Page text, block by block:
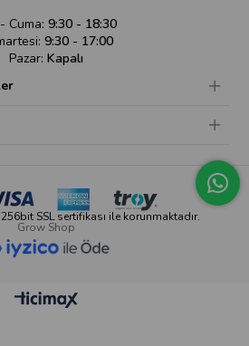
Cuma: 9:30 - 18:30
9:30 - 17:00
Pazar: Kapalı
SSL sertifikası ile korunmaktadır.
Grow Shop